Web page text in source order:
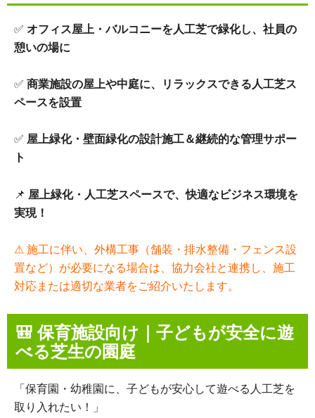
✅ オフィス屋上・バルコニーを人工芝で緑化し、社員の
憩いの場に
✅ 商業施設の屋上や中庭に、リラックスできる人工芝ス
ペースを設置
✅ 屋上緑化・壁面緑化の設計施工＆継続的な管理サポー
ト
📌 屋上緑化・人工芝スペースで、快適なビジネス環境を
実現！
⚠ 施工に伴い、外構工事（舗装・排水整備・フェンス設
置など）が必要になる場合は、協力会社と連携し、施工
対応または適切な業者をご紹介いたします。
🎒 保育施設向け｜子どもが安全に遊
べる芝生の園庭
「保育園・幼稚園に、子どもが安心して遊べる人工芝を
取り入れたい！」